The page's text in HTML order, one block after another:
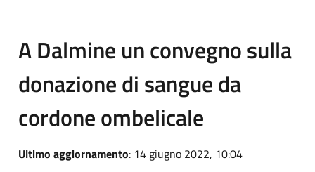
A Dalmine un convegno sulla
donazione di sangue da
cordone ombelicale
Ultimo aggiornamento: 14 giugno 2022, 10:04